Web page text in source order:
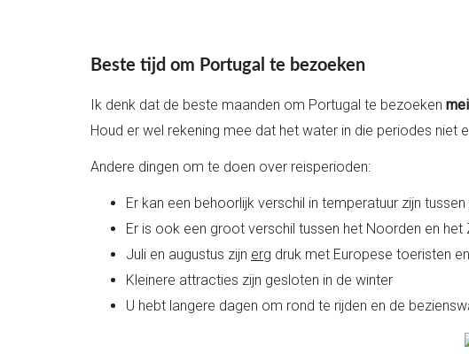
Beste tijd om Portugal te bezoeken
Ik denk dat de beste maanden om Portugal te bezoeken
Houd er wel rekening mee dat het water in die periodes
Andere dingen om te doen over reisperioden:
Er kan een behoorlijk verschil in temperatuur zijn
Er is ook een groot verschil tussen het Noorden en het
Juli en augustus zijn erg druk met Europese toeristen
Kleinere attracties zijn gesloten in de winter
U hebt langere dagen om rond te rijden en de